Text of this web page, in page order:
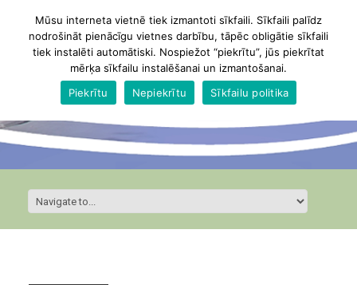
Mūsu interneta vietnē tiek izmantoti sīkfaili. Sīkfaili palīdz
nodrošināt pienācīgu vietnes darbību, tāpēc obligātie sīkfaili
tiek instalēti automātiski. Nospiežot “piekrītu”, jūs piekrītat
mērķa sīkfailu instalēšanai un izmantošanai.
Piekrītu
Nepiekrītu Sīkfailu politika